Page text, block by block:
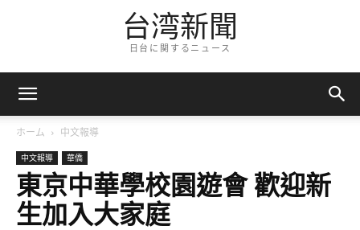
台湾新聞
日台に関するニュース
ホーム 中文報導
中文報導 華僑
東京中華學校園遊會 歡迎新
生加入大家庭